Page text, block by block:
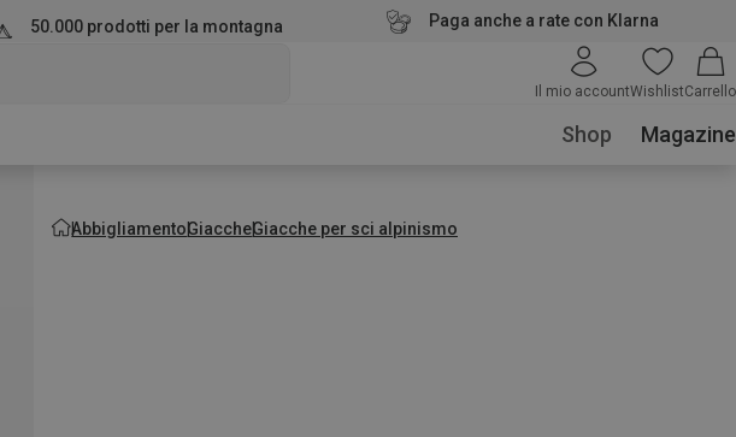
50.000 prodotti per la montagna Paga anche a rate con Klarna
Il mio accountWishlistCarrello
Shop Magazine
AbbigliamentoGiaccheGiacche per sci alpinismo